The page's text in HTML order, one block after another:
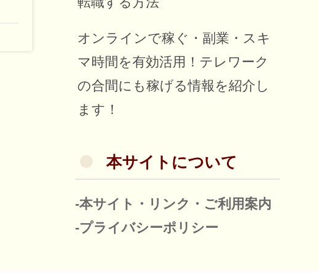
オンラインで稼ぐ・副業・スキ
マ時間を有効活用！テレワーク
の合間にも稼げる情報を紹介し
ます！
本サイトについて
-本サイト・リンク・ご利用案内
-プライバシーポリシー